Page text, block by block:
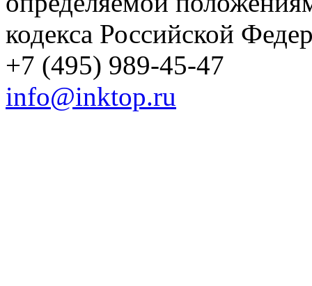
кодекса Российской
+7 (495) 989-45-47
info@inktop.ru